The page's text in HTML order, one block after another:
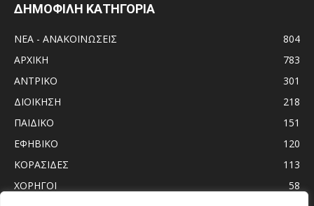
ΔΗΜΟΦΙΛΗ ΚΑΤΗΓΟΡΙΑ
ΝΕΑ - ΑΝΑΚΟΙΝΩΣΕΙΣ
804
ΑΡΧΙΚΗ
783
ΑΝTΡΙΚΟ
301
ΔΙΟΙΚΗΣΗ
218
ΠΑΙΔΙΚΟ
151
ΕΦΗΒΙΚΟ
120
ΚΟΡΑΣΙΔΕΣ
113
ΧΟΡΗΓΟΙ
58